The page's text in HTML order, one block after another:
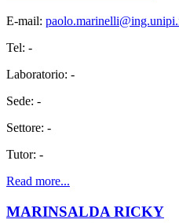
E-mail:
Tel: -
Laboratorio: -
Sede: -
Settore: -
Tutor: -
Read more...
MARINSALDA RICKY